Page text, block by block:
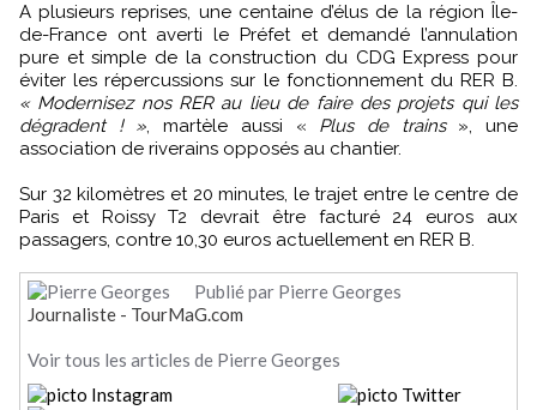
A plusieurs reprises, une centaine d’élus de la région Île-
de-France ont averti le Préfet et demandé l’annulation
pure et simple de la construction du CDG Express pour
éviter les répercussions sur le fonctionnement du RER B.
« Modernisez nos RER au lieu de faire des projets qui les
dégradent ! », martèle aussi « Plus de trains», une
association de riverains opposés au chantier.
Sur 32 kilomètres et 20 minutes, le trajet entre le centre de
Paris et Roissy T2 devrait être facturé 24 euros aux
passagers, contre 10,30 euros actuellement en RER B.
Publié par Pierre Georges
Journaliste - TourMaG.com
Voir tous les articles de Pierre Georges